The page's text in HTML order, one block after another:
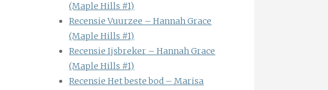
(Maple Hills #1)
Recensie Vuurzee – Hannah Grace
(Maple Hills #1)
Recensie Ijsbreker – Hannah Grace
(Maple Hills #1)
Recensie Het beste bod – Marisa